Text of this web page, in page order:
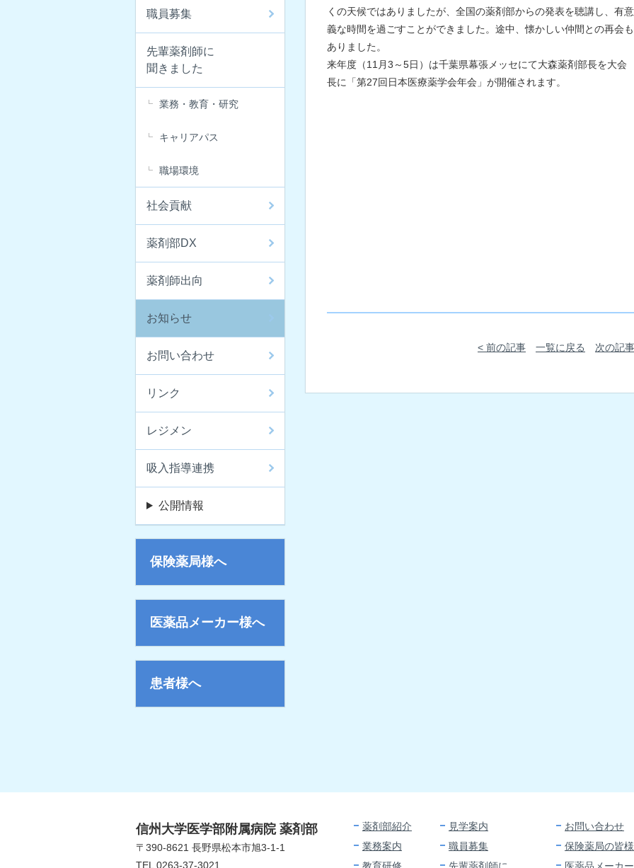
職員募集
先輩薬剤師に
聞きました
業務・教育・研究
キャリアパス
職場環境
社会貢献
薬剤部DX
薬剤師出向
お知らせ
お問い合わせ
リンク
レジメン
吸入指導連携
公開情報
保険薬局様へ
医薬品メーカー様へ
患者様へ
くの天候ではありましたが、全国の薬剤部からの発表を聴講し、有意
義な時間を過ごすことができました。途中、懐かしい仲間との再会も
ありました。
来年度（11月3～5日）は千葉県幕張メッセにて大森薬剤部長を大会
長に「第27回日本医療薬学会年会」が開催されます。
< 前の記事 一覧に戻る 次の記
薬剤部紹介
業務案内
見学案内
職員募集
お問い合わせ
保険薬局の皆
信州大学医学部附属病院 薬剤部
〒390-8621 長野県松本市旭3-1-1
TEL 0263-37-3021